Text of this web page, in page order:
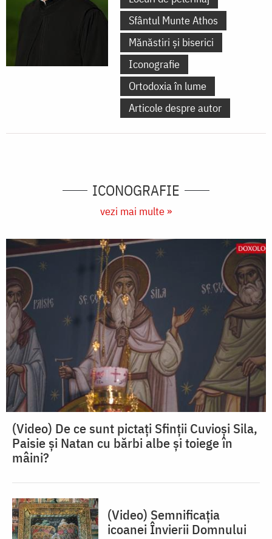
Sfântul Munte Athos
Mănăstiri și biserici
Iconografie
Ortodoxia în lume
Articole despre autor
ICONOGRAFIE
vezi mai multe »
(Video) De ce sunt pictați Sfinții Cuvioși Sila,
Paisie și Natan cu bărbi albe și toiege în
mâini?
(Video) Semnificația
icoanei Învierii Domnului